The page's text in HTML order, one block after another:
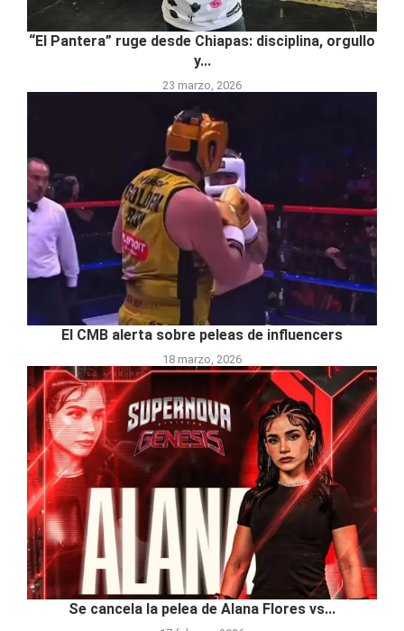
“El Pantera” ruge desde Chiapas: disciplina, orgullo
y...
23 marzo, 2026
El CMB alerta sobre peleas de influencers
18 marzo, 2026
Se cancela la pelea de Alana Flores vs...